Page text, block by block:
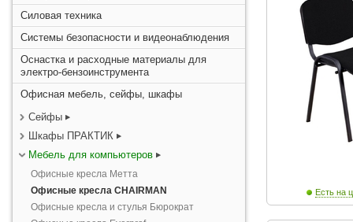
Силовая техника
Системы безопасности и видеонаблюдения
Оснастка и расходные материалы для
электро-бензоинструмента
Офисная мебель, сейфы, шкафы
Сейфы
Шкафы ПРАКТИК
Мебель для компьютеров
Офисные кресла Метта
Офисные кресла CHAIRMAN
Офисные кресла и стулья Бюрократ
Есть на